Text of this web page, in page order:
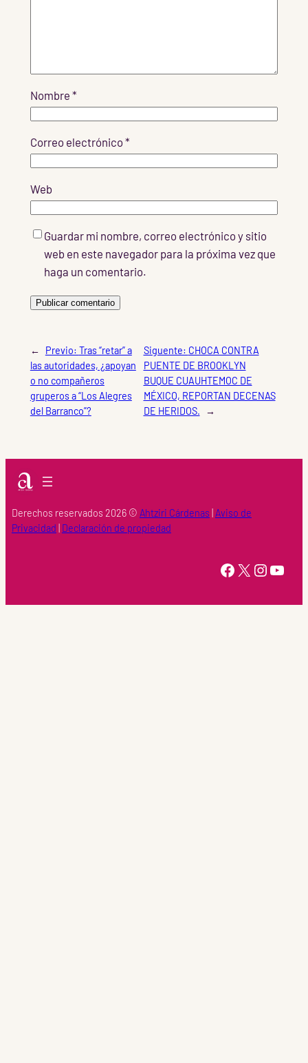
Nombre *
Correo electrónico *
Web
Guardar mi nombre, correo electrónico y sitio
web en este navegador para la próxima vez que
haga un comentario.
← Previo: Tras “retar” a
las autoridades, ¿apoyan
o no compañeros
gruperos a “Los Alegres
del Barranco”?
Siguente: CHOCA CONTRA
PUENTE DE BROOKLYN
BUQUE CUAUHTEMOC DE
MÉXICO, REPORTAN DECENAS
DE HERIDOS.
→
Derechos reservados 2026 © Ahtziri Cárdenas Aviso de
Privacidad Declaración de propiedad
https://www.facebook.com/Ahtziri-Cardenas-147415518616960/ X Instagram YouTube